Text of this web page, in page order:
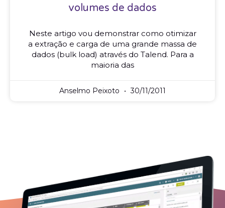
volumes de dados
Neste artigo vou demonstrar como otimizar
a extração e carga de uma grande massa de
dados (bulk load) através do Talend. Para a
maioria das
Anselmo Peixoto 30/11/2011